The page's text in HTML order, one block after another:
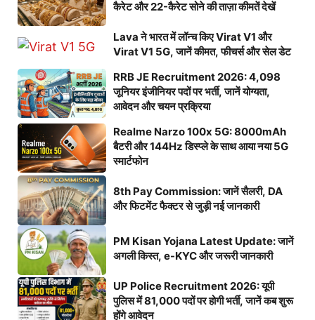
कैरेट और 22-कैरेट सोने की ताज़ा कीमतें देखें
Lava ने भारत में लॉन्च किए Virat V1 और
Virat V1 5G, जानें कीमत, फीचर्स और सेल डेट
RRB JE Recruitment 2026: 4,098
जूनियर इंजीनियर पदों पर भर्ती, जानें योग्यता,
आवेदन और चयन प्रक्रिया
Realme Narzo 100x 5G: 8000mAh
बैटरी और 144Hz डिस्प्ले के साथ आया नया 5G
स्मार्टफोन
8th Pay Commission: जानें सैलरी, DA
और फिटमेंट फैक्टर से जुड़ी नई जानकारी
PM Kisan Yojana Latest Update: जानें
अगली किस्त, e-KYC और जरूरी जानकारी
UP Police Recruitment 2026: यूपी
पुलिस में 81,000 पदों पर होगी भर्ती, जानें कब शुरू
होंगे आवेदन